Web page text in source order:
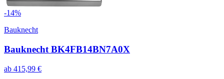
-14%
Bauknecht
Bauknecht BK4FB14BN7A0X
ab 415,99 €